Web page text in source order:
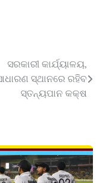
ସରକାରୀ କାର୍ଯ୍ୟାଳୟ,
ସ୍ଥାନରେ ରହିବ
ସ୍ତନ୍ୟପାନ କକ୍ଷ